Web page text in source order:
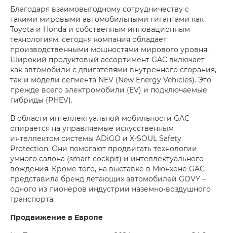
Благодаря взаимовыгодному сотрудничеству с
такими мировыми автомобильными гигантами как
Toyota и Honda и собственным инновационным
технологиям, сегодня компания обладает
производственными мощностями мирового уровня.
Широкий продуктовый ассортимент GAC включает
как автомобили с двигателями внутреннего сгорания,
так и модели сегмента NEV (New Energy Vehicles). Это
прежде всего электромобили (EV) и подключаемые
гибриды (PHEV).
В области интеллектуальной мобильности GAC
опирается на управляемые искусственным
интеллектом системы ADiGO и X-SOUL Safety
Protection. Они помогают продвигать технологии
умного салона (smart cockpit) и интеллектуального
вождения. Кроме того, на выставке в Мюнхене GAC
представила бренд летающих автомобилей GOVY –
одного из пионеров индустрии наземно-воздушного
транспорта.
Продвижение в Европе